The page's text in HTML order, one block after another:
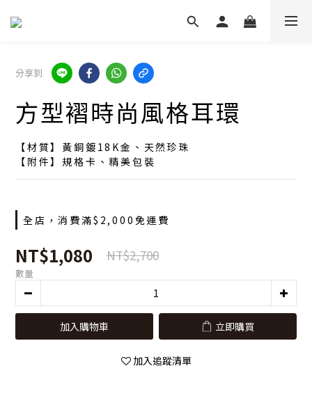
分享到
方型褶時尚風格耳環
【材質】黃銅鍍18K金、天然珍珠
【附件】規格卡、精美包裝
全店，消費滿$2,000免運費
NT$1,080 NT$2,700
數量
加入購物車 立即購買
加入追蹤清單